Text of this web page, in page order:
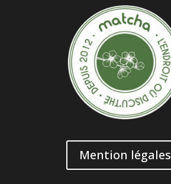
Mention légales